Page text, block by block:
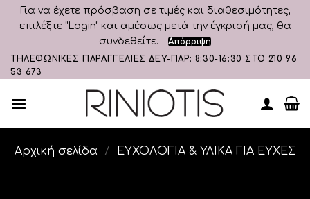
Για να έχετε πρόσβαση σε τιμές και διαθεσιμότητες,
επιλέξτε "Login" και αμέσως μετά την έγκρισή μας, θα
συνδεθείτε.
Απόρριψη
Skip
to
ΤΗΛΕΦΩΝΙΚΕΣ ΠΑΡΑΓΓΕΛΙΕΣ ΔΕΥ-ΠΑΡ: 8:30-16:30 ΣΤΟ 210 96
53 673
Αρχική σελίδα / ΕΥΧΟΛΟΓΙΑ & ΥΛΙΚΑ ΓΙΑ ΕΥΧΕΣ